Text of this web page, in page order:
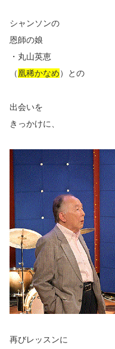
シャンソンの
恩師の娘
・丸山英恵
（ 凰稀かなめ）との
出会いを
きっかけに、
再びレッスンに